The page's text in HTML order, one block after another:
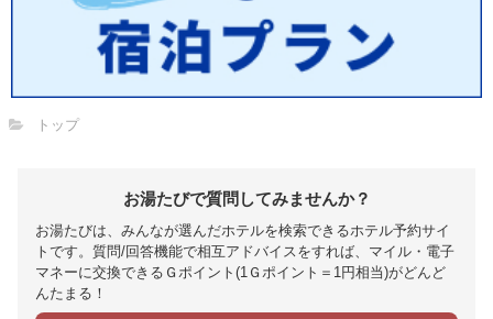
トップ
お湯たびで質問してみませんか？
お湯たびは、みんなが選んだホテルを検索できるホテル予約サイ
トです。質問/回答機能で相互アドバイスをすれば、マイル・電子
マネーに交換できるＧポイント(1Ｇポイント＝1円相当)がどんど
んたまる！